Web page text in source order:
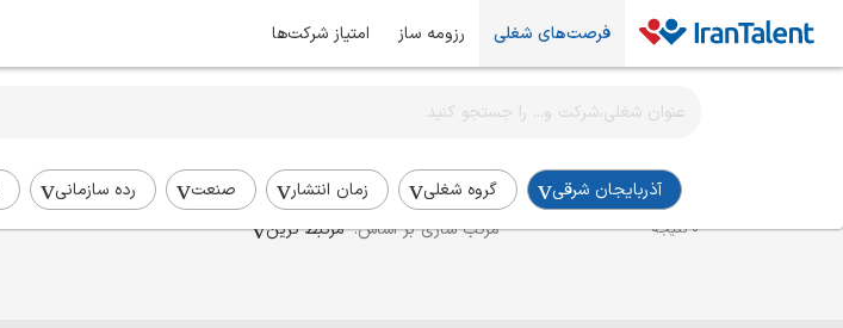
فرصت‌های شغلی رزومه ساز امتیاز شرکت‌ها
آذربایجان شرقی گروه شغلی زمان انتشار صنعت رده سازمانی
اطلاع‌رسانی شغلی را برای این جستجو فعال کنید
استخدام کارشناس SRE در آذربایجان-شرقی
0 نتیجه مرتب سازی بر اساس: مرتبط ترین